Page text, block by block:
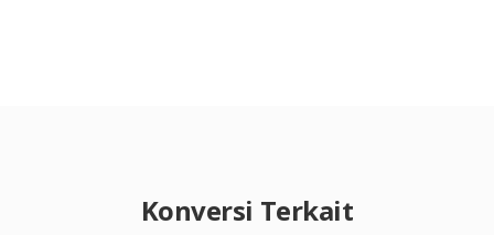
Konversi Terkait